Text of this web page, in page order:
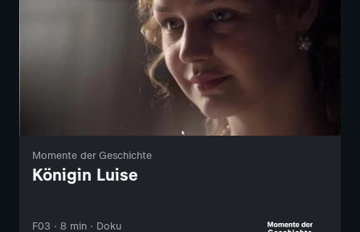
Momente der Geschichte
Königin Luise
F03 · 8 min · Doku